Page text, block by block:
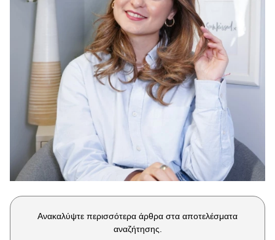
Well being
Ψυχολογία
Υγεία + Διατροφή
Σχέσεις & Σεξ
Fitness
Woman Power
Parenting
Working Girl
Real Women
Πρόσωπα
Ανακαλύψτε περισσότερα άρθρα στα αποτελέσματα
αναζήτησης.